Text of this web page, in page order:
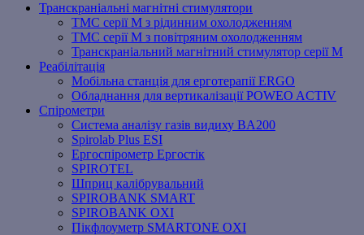
Транскраніальні магнітні стимулятори
ТМС серії M з рідинним охолодженням
ТМС серії M з повітряним охолодженням
Транскраніальний магнітний стимулятор серії M
Реабілітація
Мобільна станція для ерготерапії ERGO
Обладнання для вертикалізації POWEO ACTIV
Спірометри
Система аналізу газів видиху BA200
Spirolab Plus ESI
Ергоспірометр Ергостік
SPIROTEL
Шприц калібрувальний
SPIROBANK SMART
SPIROBANK OXI
Пікфлоуметр SMARTONE OXI